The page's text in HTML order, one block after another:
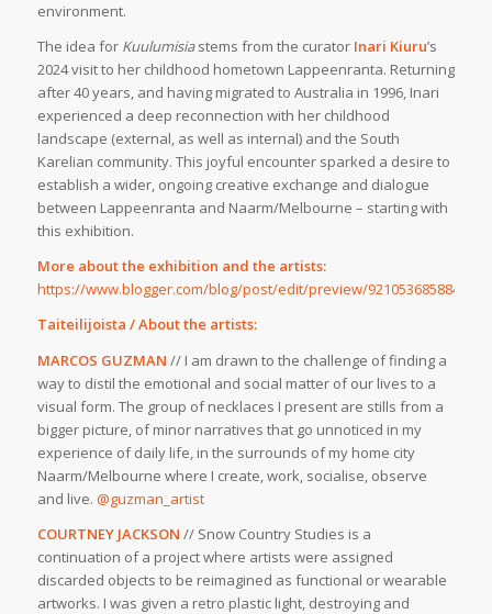
environment.
The idea for Kuulumisiastems from the curator Inari Kiuru’s
2024 visit to her childhood hometown Lappeenranta. Returning
after 40 years, and having migrated to Australia in 1996, Inari
experienced a deep reconnection with her childhood
landscape (external, as well as internal) and the South
Karelian community. This joyful encounter sparked a desire to
establish a wider, ongoing creative exchange and dialogue
between Lappeenranta and Naarm/Melbourne – starting with
this exhibition.
More about the exhibition and the artists:
https://www.blogger.com/blog/post/edit/preview/
Taiteilijoista / About the artists:
MARCOS GUZMAN // I am drawn to the challenge of finding a
way to distil the emotional and social matter of our lives to a
visual form. The group of necklaces I present are stills from a
bigger picture, of minor narratives that go unnoticed in my
experience of daily life, in the surrounds of my home city
Naarm/Melbourne where I create, work, socialise, observe
and live. @guzman_artist
COURTNEY JACKSON // Snow Country Studies is a
continuation of a project where artists were assigned
discarded objects to be reimagined as functional or wearable
artworks. I was given a retro plastic light, destroying and